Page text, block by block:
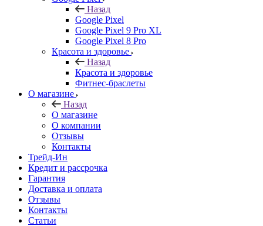
Назад
Google Pixel
Google Pixel 9 Pro XL
Google Pixel 8 Pro
Красота и здоровье
Назад
Красота и здоровье
Фитнес-браслеты
О магазине
Назад
О магазине
О компании
Отзывы
Контакты
Трейд-Ин
Кредит и рассрочка
Гарантия
Доставка и оплата
Отзывы
Контакты
Статьи